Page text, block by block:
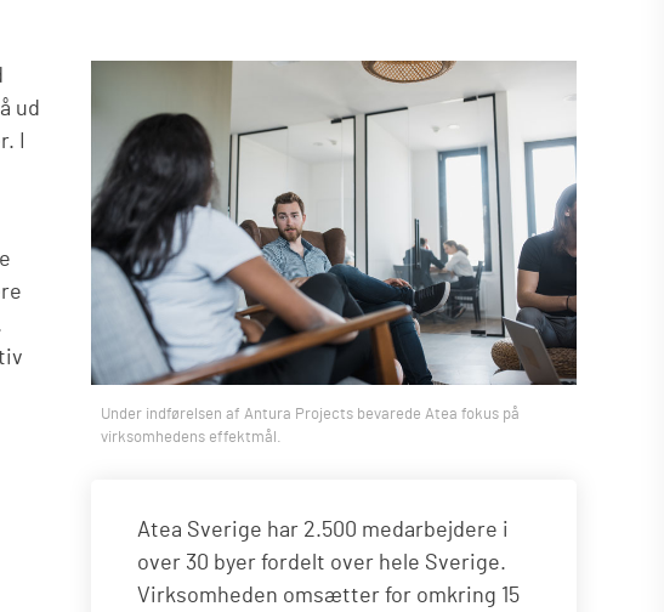
ud
I
Under indførelsen af Antura Projects bevarede Atea fokus på
virksomhedens effektmål.
Atea Sverige har 2.500 medarbejdere i
over 30 byer fordelt over hele Sverige.
Virksomheden omsætter for omkring 15